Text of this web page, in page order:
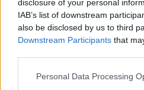
disclosure of your personal
IAB’s list of downstream
also be disclosed by us to third
Downstream Participants that
Please note that this website/
Personal Data Processing
Chcete dominantu
ktorá pritiahne pohľady?
Vyrobte si takéto
orechové svietidlo